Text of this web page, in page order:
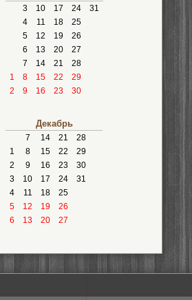
3 10 17 24
31
4
11 18
25
5
12 19
26
6
13 20
27
7
14 21
28
1
8 15 22
29
2
9 16 23 30
Декабрь
7 14 21
28
1
8 15 22
29
2
9 16 23
30
3
10 17 24
31
4
11 18
25
5
12 19
26
6
13 20 27